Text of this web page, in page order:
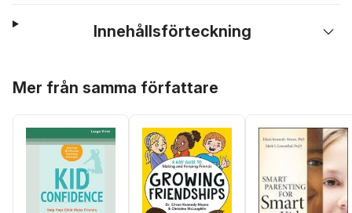
Innehållsförteckning
Mer från samma författare